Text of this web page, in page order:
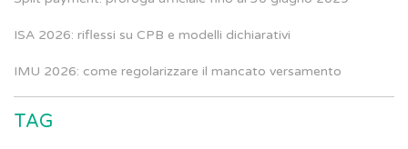
ISA 2026: riflessi su CPB e modelli dichiarativi
IMU 2026: come regolarizzare il mancato versamento
TAG